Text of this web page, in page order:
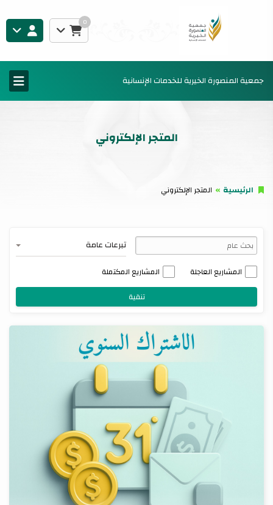
0
جمعية المنصورة الخيرية للخدمات الإنسانية
المتجر الإلكتروني
الرئيسية المتجر الإلكتروني
تبرعات عامة
المشاريع العاجلة
المشاريع المكتملة
تنقية